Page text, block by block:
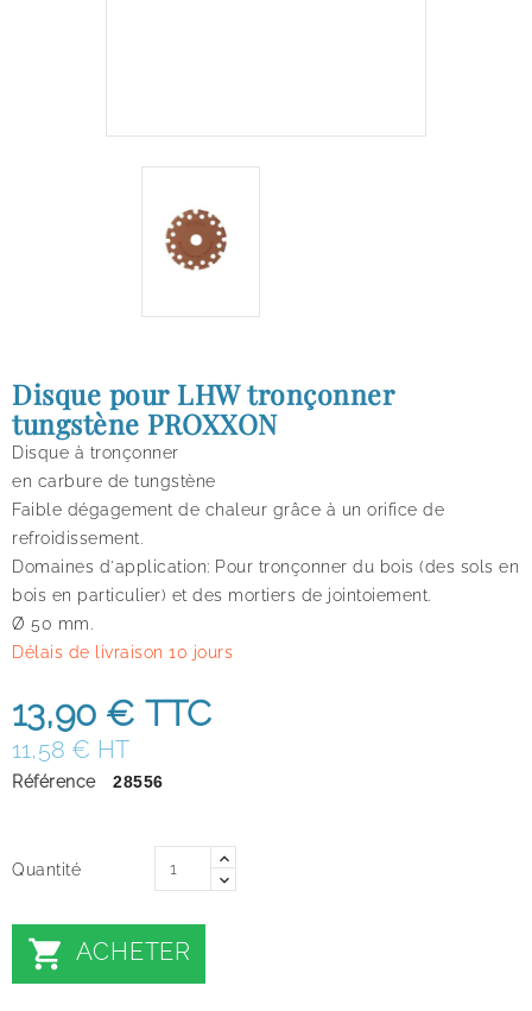
Disque pour LHW tronçonner
tungstène PROXXON
Disque à tronçonner
en carbure de tungstène
Faible dégagement de chaleur grâce à un orifice de
refroidissement.
Domaines d'application: Pour tronçonner du bois (des sols en
bois en particulier) et des mortiers de jointoiement.
Ø 50 mm.
Délais de livraison 10 jours
13,90 € TTC
11,58 € HT
Référence 28556
Quantité
 ACHETER